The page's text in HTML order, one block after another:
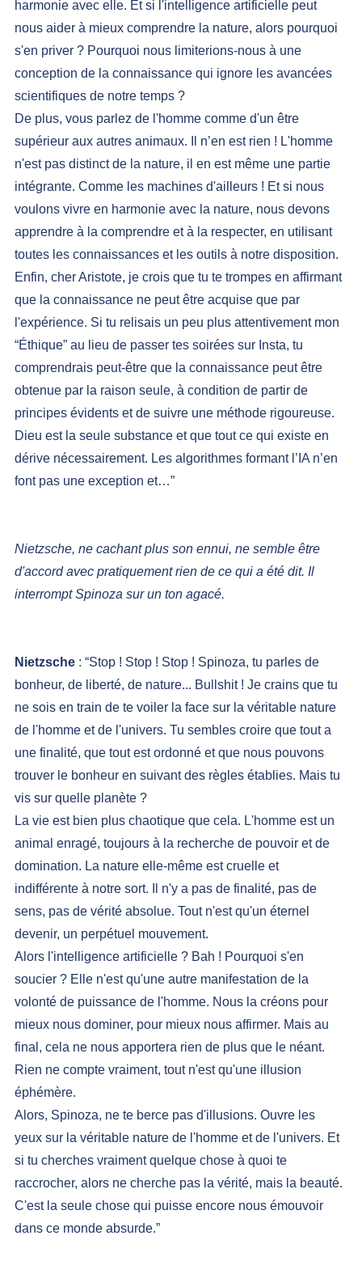
harmonie avec elle. Et si l'intelligence artificielle peut
nous aider à mieux comprendre la nature, alors pourquoi
s'en priver ? Pourquoi nous limiterions-nous à une
conception de la connaissance qui ignore les avancées
scientifiques de notre temps ?
De plus, vous parlez de l'homme comme d'un être
supérieur aux autres animaux. Il n’en est rien ! L'homme
n'est pas distinct de la nature, il en est même une partie
intégrante. Comme les machines d'ailleurs ! Et si nous
voulons vivre en harmonie avec la nature, nous devons
apprendre à la comprendre et à la respecter, en utilisant
toutes les connaissances et les outils à notre disposition.
Enfin, cher Aristote, je crois que tu te trompes en affirmant
que la connaissance ne peut être acquise que par
l'expérience. Si tu relisais un peu plus attentivement mon
“Éthique” au lieu de passer tes soirées sur Insta, tu
comprendrais peut-être que la connaissance peut être
obtenue par la raison seule, à condition de partir de
principes évidents et de suivre une méthode rigoureuse.
Dieu est la seule substance et que tout ce qui existe en
dérive nécessairement. Les algorithmes formant l’IA n’en
font pas une exception et…”
Nietzsche, ne cachant plus son ennui, ne semble être
d'accord avec pratiquement rien de ce qui a été dit. Il
interrompt Spinoza sur un ton agacé.
Nietzsche : “Stop ! Stop ! Stop ! Spinoza, tu parles de
bonheur, de liberté, de nature... Bullshit ! Je crains que tu
ne sois en train de te voiler la face sur la véritable nature
de l'homme et de l'univers. Tu sembles croire que tout a
une finalité, que tout est ordonné et que nous pouvons
trouver le bonheur en suivant des règles établies. Mais tu
vis sur quelle planète ?
La vie est bien plus chaotique que cela. L'homme est un
animal enragé, toujours à la recherche de pouvoir et de
domination. La nature elle-même est cruelle et
indifférente à notre sort. Il n'y a pas de finalité, pas de
sens, pas de vérité absolue. Tout n'est qu'un éternel
devenir, un perpétuel mouvement.
Alors l'intelligence artificielle ? Bah ! Pourquoi s'en
soucier ? Elle n'est qu'une autre manifestation de la
volonté de puissance de l'homme. Nous la créons pour
mieux nous dominer, pour mieux nous affirmer. Mais au
final, cela ne nous apportera rien de plus que le néant.
Rien ne compte vraiment, tout n'est qu'une illusion
éphémère.
Alors, Spinoza, ne te berce pas d'illusions. Ouvre les
yeux sur la véritable nature de l'homme et de l'univers. Et
si tu cherches vraiment quelque chose à quoi te
raccrocher, alors ne cherche pas la vérité, mais la beauté.
C'est la seule chose qui puisse encore nous émouvoir
dans ce monde absurde.”